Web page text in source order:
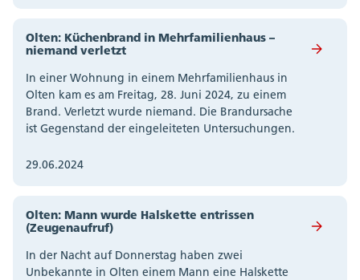
Olten: Küchenbrand in Mehrfamilienhaus –
niemand verletzt
In einer Wohnung in einem Mehrfamilienhaus in
Olten kam es am Freitag, 28. Juni 2024, zu einem
Brand. Verletzt wurde niemand. Die Brandursache
ist Gegenstand der eingeleiteten Untersuchungen.
29.06.2024
Olten: Mann wurde Halskette entrissen
(Zeugenaufruf)
In der Nacht auf Donnerstag haben zwei
Unbekannte in Olten einem Mann eine Halskette